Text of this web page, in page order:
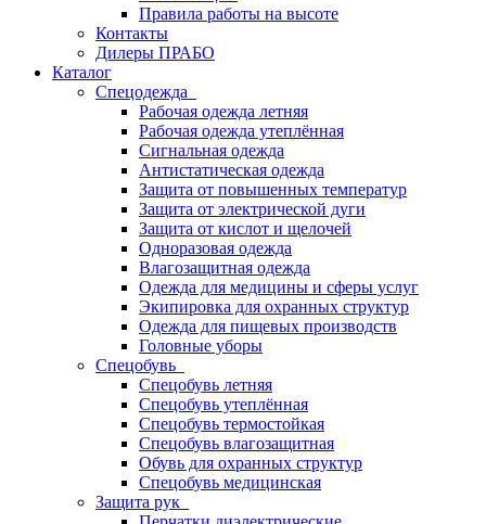
Правила работы на высоте
Контакты
Дилеры ПРАБО
Каталог
Спецодежда
Рабочая одежда летняя
Рабочая одежда утеплённая
Сигнальная одежда
Антистатическая одежда
Защита от повышенных температур
Защита от электрической дуги
Защита от кислот и щелочей
Одноразовая одежда
Влагозащитная одежда
Одежда для медицины и сферы услуг
Экипировка для охранных структур
Одежда для пищевых производств
Головные уборы
Спецобувь
Спецобувь летняя
Спецобувь утеплённая
Спецобувь термостойкая
Спецобувь влагозащитная
Обувь для охранных структур
Спецобувь медицинская
Защита рук